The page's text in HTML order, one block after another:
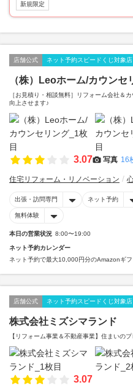
新規限定
店舗公式 ネット予約スピードくじ対象店
（株）Leoホーム/カウンセ
［お見積り・相談無料］リフォーム会社＆
向上させます♪
3.07 写真 16
住宅リフォーム・リノベーション
出張・訪問専門 ネット予約
無料体験
本日の営業状況 8:00〜19:00
ネット予約カレンダー
ネット予約で最大10,000円分のAmazonギフ
店舗公式 ネット予約スピードくじ対象店
株式会社ミズシマランド
【リフォーム事業＆不動産事業】住まいの
3.07